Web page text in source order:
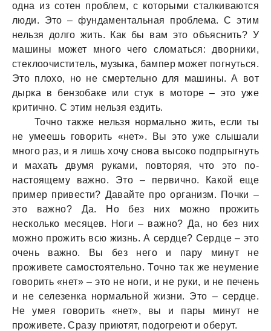
одна из сотен проблем, с которыми сталкиваются
люди. Это – фундаментальная проблема. С этим
нельзя долго жить. Как бы вам это объяснить? У
машины может много чего сломаться: дворники,
стеклоочиститель, музыка, бампер может погнуться.
Это плохо, но не смертельно для машины. А вот
дырка в бензобаке или стук в моторе – это уже
критично. С этим нельзя ездить.
Точно также нельзя нормально жить, если ты
не умеешь говорить «нет». Вы это уже слышали
много раз, и я лишь хочу снова высоко подпрыгнуть
и махать двумя руками, повторяя, что это по-
настоящему важно. Это – первично. Какой еще
пример привести? Давайте про организм. Почки –
это важно? Да. Но без них можно прожить
несколько месяцев. Ноги – важно? Да, но без них
можно прожить всю жизнь. А сердце? Сердце – это
очень важно. Вы без него и пару минут не
проживете самостоятельно. Точно так же неумение
говорить «нет» – это не ноги, и не руки, и не печень
и не селезенка нормальной жизни. Это – сердце.
Не умея говорить «нет», вы и пары минут не
проживете. Сразу приютят, подогреют и оберут.